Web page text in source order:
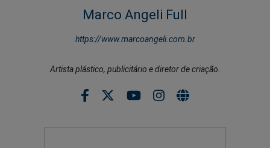
Marco Angeli Full
https://www.marcoangeli.com.br
Artista plástico, publicitário e diretor de criação.